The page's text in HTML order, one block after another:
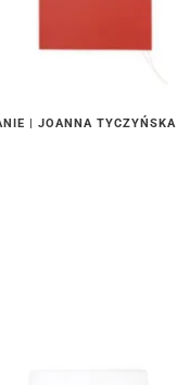
| JOANNA TYCZYŃSKA